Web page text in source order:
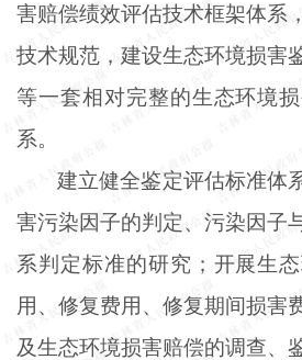
害赔偿绩效评估技术框架体系
技术规范，建设生态环境损害
等一套相对完整的生态环境
系。
建立健全鉴定评估标准体
害污染因子的判定、污染因子
系判定标准的研究；开展生
用、修复费用、修复期间损害
及生态环境损害赔偿的调查、